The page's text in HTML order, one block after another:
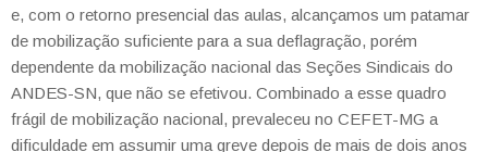
e, com o retorno presencial das aulas, alcançamos um patamar
de mobilização suficiente para a sua deflagração, porém
dependente da mobilização nacional das Seções Sindicais do
ANDES-SN, que não se efetivou. Combinado a esse quadro
frágil de mobilização nacional, prevaleceu no CEFET-MG a
dificuldade em assumir uma greve depois de mais de dois anos